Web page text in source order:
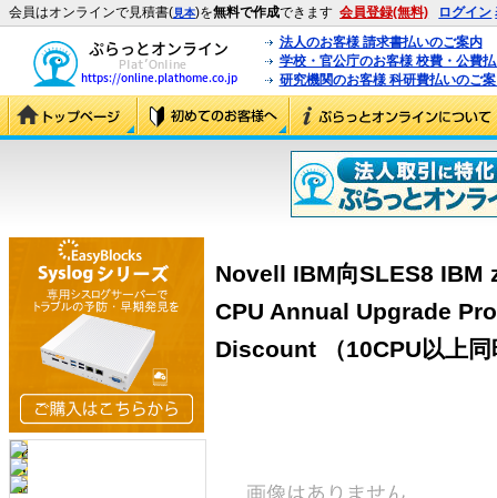
会員はオンラインで見積書(見本)を無料で作成できます 会員登録(無料) ログイン
法人のお客様 請求書払いのご案内
学校・官公庁のお客様 校費・公費
研究機関のお客様 科研費払いのご
Novell IBM向SLES8 IBM
CPU Annual Upgrade
Discount （10CPU以上